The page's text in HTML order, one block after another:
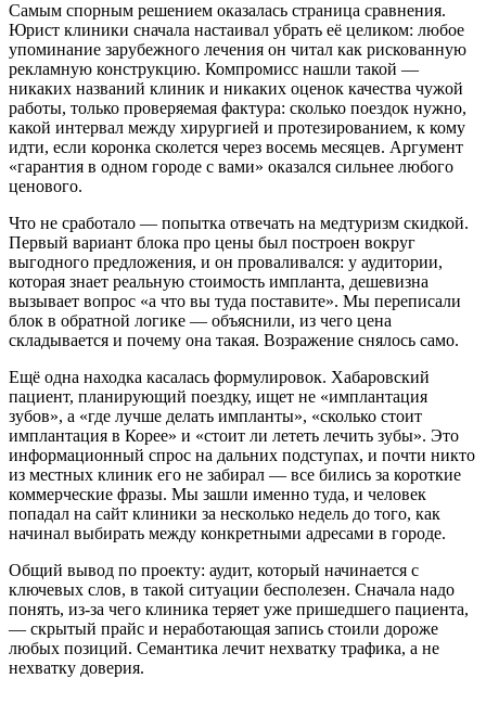
Самым спорным решением оказалась страница сравнения.
Юрист клиники сначала настаивал убрать её целиком: любое
упоминание зарубежного лечения он читал как рискованную
рекламную конструкцию. Компромисс нашли такой —
никаких названий клиник и никаких оценок качества чужой
работы, только проверяемая фактура: сколько поездок нужно,
какой интервал между хирургией и протезированием, к кому
идти, если коронка сколется через восемь месяцев. Аргумент
«гарантия в одном городе с вами» оказался сильнее любого
ценового.
Что не сработало — попытка отвечать на медтуризм скидкой.
Первый вариант блока про цены был построен вокруг
выгодного предложения, и он проваливался: у аудитории,
которая знает реальную стоимость импланта, дешевизна
вызывает вопрос «а что вы туда поставите». Мы переписали
блок в обратной логике — объяснили, из чего цена
складывается и почему она такая. Возражение снялось само.
Ещё одна находка касалась формулировок. Хабаровский
пациент, планирующий поездку, ищет не «имплантация
зубов», а «где лучше делать импланты», «сколько стоит
имплантация в Корее» и «стоит ли лететь лечить зубы». Это
информационный спрос на дальних подступах, и почти никто
из местных клиник его не забирал — все бились за короткие
коммерческие фразы. Мы зашли именно туда, и человек
попадал на сайт клиники за несколько недель до того, как
начинал выбирать между конкретными адресами в городе.
Общий вывод по проекту: аудит, который начинается с
ключевых слов, в такой ситуации бесполезен. Сначала надо
понять, из-за чего клиника теряет уже пришедшего пациента,
— скрытый прайс и неработающая запись стоили дороже
любых позиций. Семантика лечит нехватку трафика, а не
нехватку доверия.